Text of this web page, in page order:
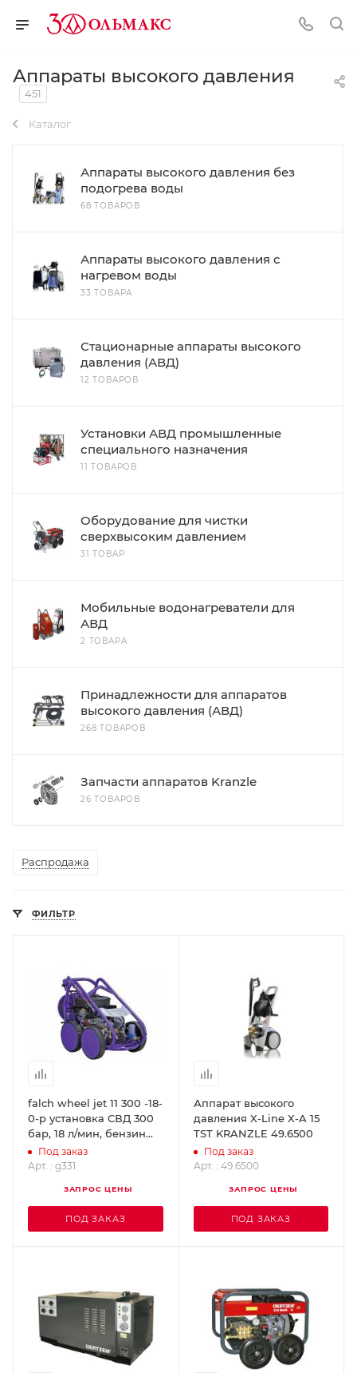
Аппараты высокого давления
451
Каталог
Аппараты высокого давления без
подогрева воды
68 ТОВАРОВ
Аппараты высокого давления с
нагревом воды
33 ТОВАРА
Стационарные аппараты высокого
давления (АВД)
12 ТОВАРОВ
Установки АВД промышленные
специального назначения
11 ТОВАРОВ
Оборудование для чистки
сверхвысоким давлением
31 ТОВАР
Мобильные водонагреватели для
АВД
2 ТОВАРА
Принадлежности для аппаратов
высокого давления (АВД)
268 ТОВАРОВ
Запчасти аппаратов Kranzle
26 ТОВАРОВ
Распродажа
ФИЛЬТР
falch wheel jet 11 300 -18-
0-p установка СВД 300
бар, 18 л/мин, бензин
g331Под заказ
Арт. : g331
ЗАПРОС ЦЕНЫ
ПОД ЗАКАЗ
Аппарат высокого
давления X-Line X-A 15
TST KRANZLE 49.6500
Под заказ
Арт. : 49.6500
ЗАПРОС ЦЕНЫ
ПОД ЗАКАЗ